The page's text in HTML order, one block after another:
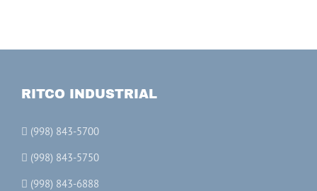
RITCO INDUSTRIAL
(998) 843-5700
(998) 843-5750
(998) 843-6888